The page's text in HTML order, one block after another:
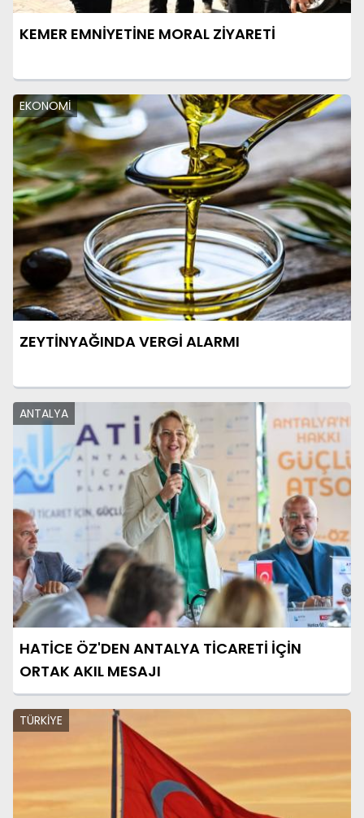
KEMER EMNİYETİNE MORAL ZİYARETİ
EKONOMİ
ZEYTİNYAĞINDA VERGİ ALARMI
ANTALYA
HATİCE ÖZ'DEN ANTALYA TİCARETİ İÇİN
ORTAK AKIL MESAJI
TÜRKİYE